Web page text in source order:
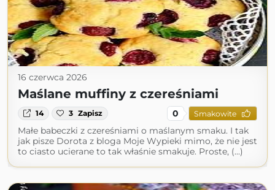
16 czerwca 2026
Maślane muffiny z czereśniami
14 3 Zapisz 0 Smakowite
Małe babeczki z czereśniami o maślanym smaku. I tak
jak pisze Dorota z bloga Moje Wypieki mimo, że nie jest
to ciasto ucierane to tak właśnie smakuje. Proste, (...)